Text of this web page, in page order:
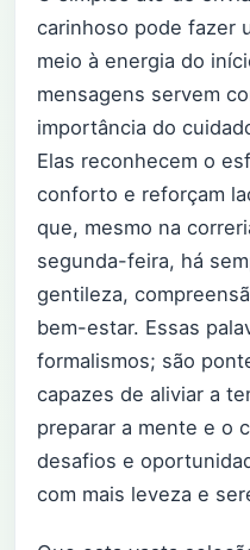
carinhoso pode fazer
meio à energia do
mensagens servem
importância do
Elas reconhecem o
conforto e reforçam
que, mesmo na
segunda-feira, há
gentileza,
bem-estar. Essas
formalismos; são
capazes de aliviar a
preparar a mente e o
desafios e
com mais leveza e